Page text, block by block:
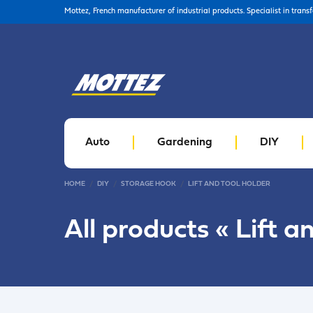
Mottez, French manufacturer of industrial products. Specialist in
Auto Gardening DIY
HOME DIY STORAGE HOOK LIFT AND TOOL HOLDER
All products « Lift